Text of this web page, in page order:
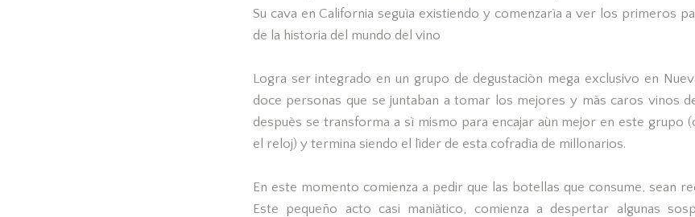
Su cava en California seguìa existiendo y comenzarìa a ver los primeros
de la historia del mundo del vino
Logra ser integrado en un grupo de degustaciòn mega exclusivo en
doce personas que se juntaban a tomar los mejores y màs caros vinos
despuès se transforma a sì mismo para encajar aùn mejor en este grupo
el reloj) y termina siendo el lìder de esta cofradìa de millonarios.
En este momento comienza a pedir que las botellas que consume, sean
Este pequeño acto casi maniàtico, comienza a despertar algunas